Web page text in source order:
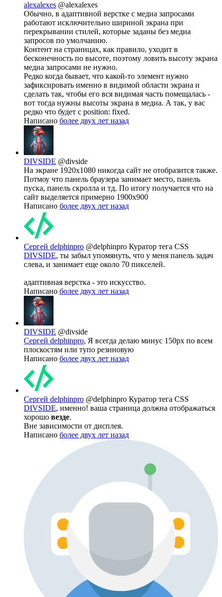
alexalexes @alexalexes
Обычно, в адаптивной верстке с медиа запросами
работают исключительно шириной экрана при
перекрывании стилей, которые заданы без медиа
запросов по умолчанию.
Контент на страницах, как правило, уходит в
бесконечность по высоте, поэтому ловить высоту экрана
медиа запросами не нужно.
Редко когда бывает, что какой-то элемент нужно
зафиксировать именно в видимой области экрана и
сделать так, чтобы его вся видимая часть помещалась -
вот тогда нужны высоты экрана в медиа. А так, у вас
редко что будет с position: fixed.
Написано более двух лет назад
DIVSIDE @divside
На экране 1920х1080 никогда сайт не отобразится также.
Потмоу что панель браузера занимает место, панель
пуска, панель скролла и тд. По итогу получается что на
сайт выделяется примерно 1900х900
Написано более двух лет назад
Сергей delphinpro @delphinpro Куратор тега CSS
DIVSIDE, ты забыл упомянуть, что у меня панель задач
слева, и занимает еще около 70 пикселей.
адаптивная верстка - это искусство.
Написано более двух лет назад
DIVSIDE @divside
Сергей delphinpro, Я всегда делаю минус 150px по всем
плоскостям или тупо резиновую
Написано более двух лет назад
Сергей delphinpro @delphinpro Куратор тега CSS
DIVSIDE, именно! ваша страница должна отображаться
хорошо везде.
Вне зависимости от дисплея.
Написано более двух лет назад